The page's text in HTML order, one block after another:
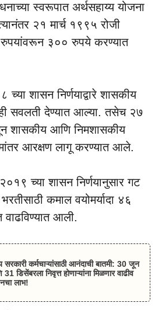
स्वरूपात अर्थसहाय्य योजना
२१ मार्च १९९५ रोजी
३०० रुपये करण्यात
शासन निर्णयाद्वारे शासकीय
सवलती देण्यात आल्या. तसेच २७
शासकीय आणि निमशासकीय
आरक्षण लागू करण्यात आले.
च्या शासन निर्णयानुसार गट
कमाल वयोमर्यादा ४६
वाढविण्यात आली.
सरकारी कर्मचाऱ्यांसाठी आनंदाची बातमी: 30 जून
डिसेंबरला निवृत्त होणाऱ्यांना मिळणार वाढीव
लाभ!